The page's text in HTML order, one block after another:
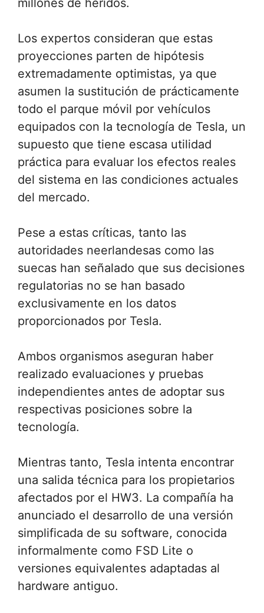
millones de heridos.
Los expertos consideran que estas
proyecciones parten de hipótesis
extremadamente optimistas, ya que
asumen la sustitución de prácticamente
todo el parque móvil por vehículos
equipados con la tecnología de Tesla, un
supuesto que tiene escasa utilidad
práctica para evaluar los efectos reales
del sistema en las condiciones actuales
del mercado.
Pese a estas críticas, tanto las
autoridades neerlandesas como las
suecas han señalado que sus decisiones
regulatorias no se han basado
exclusivamente en los datos
proporcionados por Tesla.
Ambos organismos aseguran haber
realizado evaluaciones y pruebas
independientes antes de adoptar sus
respectivas posiciones sobre la
tecnología.
Mientras tanto, Tesla intenta encontrar
una salida técnica para los propietarios
afectados por el HW3. La compañía ha
anunciado el desarrollo de una versión
simplificada de su software, conocida
informalmente como FSD Lite o
versiones equivalentes adaptadas al
hardware antiguo.